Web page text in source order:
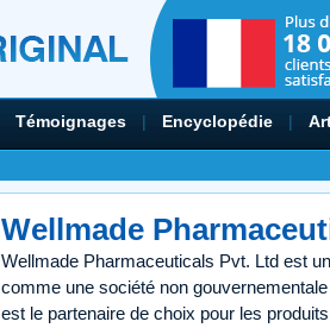
Témoignages | Encyclopédie |
Wellmade
Wellmade Pharmaceuticals Pvt. Ltd est
comme une société non
est le partenaire de choix pour les